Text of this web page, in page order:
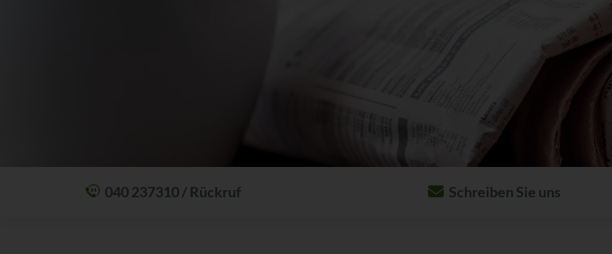
040 237310 / Rückruf Schreiben Sie uns